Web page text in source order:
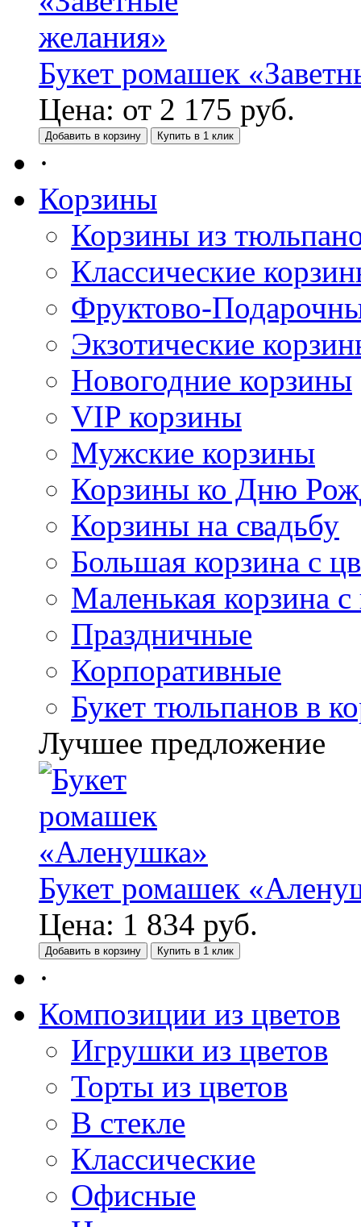
Букет ромашек
Цена: от 2 175 руб.
Добавить в корзину Купить в 1 клик
·
Корзины
Корзины из
Классические
Фруктово-
Экзотические
Новогодние корзины
VIP корзины
Мужские корзины
Корзины ко Дню
Корзины на свадьбу
Большая корзина с
Маленькая корзина
Праздничные
Корпоративные
Букет тюльпанов в
Лучшее предложение
Букет ромашек
Цена: 1 834 руб.
Добавить в корзину Купить в 1 клик
·
Композиции из цветов
Игрушки из цветов
Торты из цветов
В стекле
Классические
Офисные